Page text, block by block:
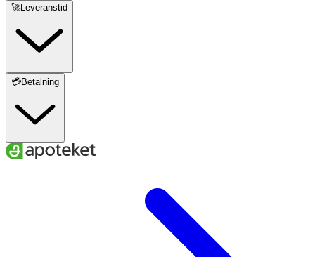
🚀Leveranstid
💳Betalning